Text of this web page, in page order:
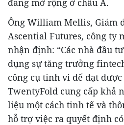
đang mở rộng ở châu Á.
Ông William Mellis, Giám
Ascential Futures, công ty
nhận định: “Các nhà đầu
dụng sự tăng trưởng
công cụ tinh vi để đạt
TwentyFold cung cấp khả
liệu một cách tinh tế và
hỗ trợ việc ra quyết định